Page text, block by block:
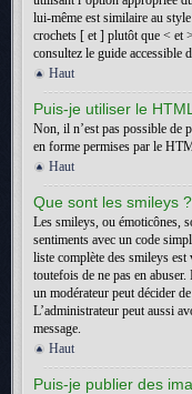
lui-même est similaire au
crochets [ et ] plutôt que < et
consultez le guide accessible
Haut
Puis-je utiliser le
Non, il n’est pas possible de
en forme permises par le
Haut
Que sont les smileys ?
Les smileys, ou émoticônes,
sentiments avec un code
liste complète des smileys est
toutefois de ne pas en
un modérateur peut décider
L’administrateur peut aussi
message.
Haut
Puis-je publier des